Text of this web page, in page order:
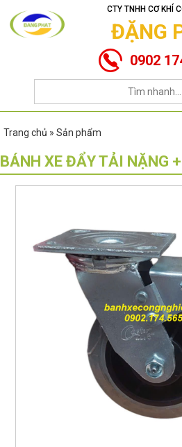
CTY TNHH CƠ KHÍ
ĐẶNG
0902
Trang chủ » Sản phẩm
BÁNH XE ĐẨY TẢI NẶNG